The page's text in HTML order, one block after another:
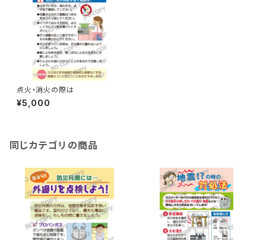
点火・消火の際は
¥5,000
同じカテゴリの商品